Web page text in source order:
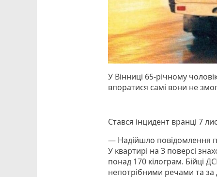
У Вінниці 65-річному
впоратися самі вони не
Стався інцидент вранці 7
— Надійшло повідомлення
У квартирі на 3 поверсі
понад 170 кілограм. Бійці
непотрібними речами та